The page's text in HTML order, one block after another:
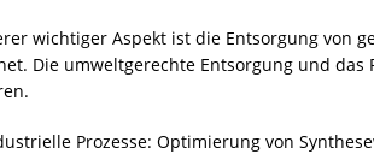
wichtiger Aspekt ist die Entsorgung von
Die umweltgerechte Entsorgung und das
Prozesse: Optimierung von